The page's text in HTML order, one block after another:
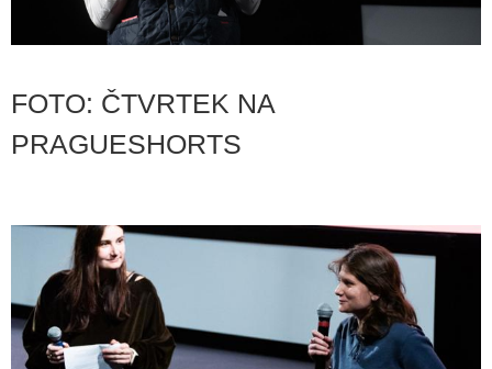
FOTO: ČTVRTEK NA
PRAGUESHORTS